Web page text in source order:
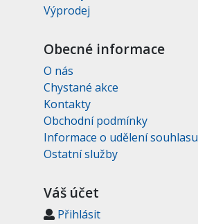
Výprodej
Obecné informace
O nás
Chystané akce
Kontakty
Obchodní podmínky
Informace o udělení souhlasu
Ostatní služby
Váš účet
Přihlásit